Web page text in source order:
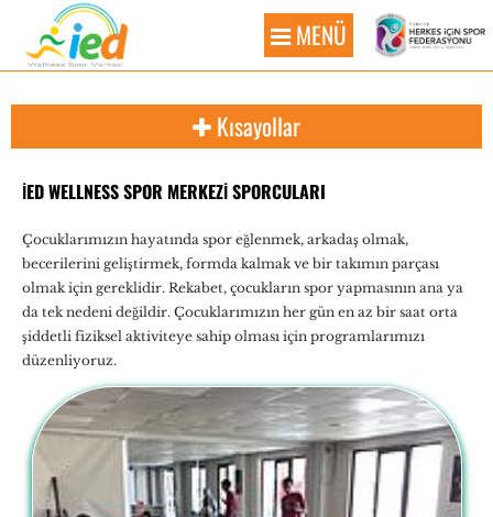
MENÜ
Kısayollar
İED WELLNESS SPOR MERKEZİ SPORCULARI
Çocuklarımızın hayatında spor eğlenmek, arkadaş olmak,
becerilerini geliştirmek, formda kalmak ve bir takımın parçası
olmak için gereklidir. Rekabet, çocukların spor yapmasının ana ya
da tek nedeni değildir. Çocuklarımızın her gün en az bir saat orta
şiddetli fiziksel aktiviteye sahip olması için programlarımızı
düzenliyoruz.